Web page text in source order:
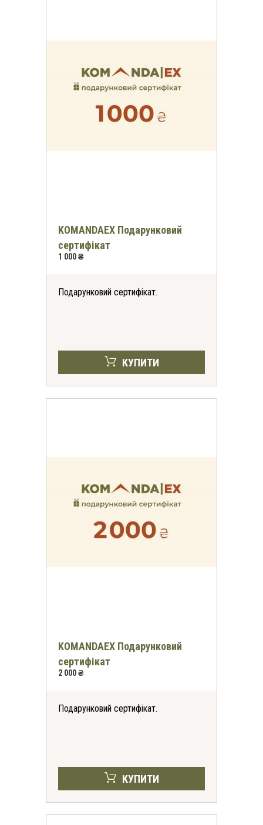
KOMANDAEX Подарунковий
сертифікат
1 000 ₴
Подарунковий сертифікат.
КУПИТИ
KOMANDAEX Подарунковий
сертифікат
2 000 ₴
Подарунковий сертифікат.
КУПИТИ